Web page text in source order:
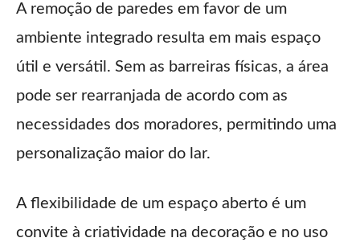
A remoção de paredes em favor de um
ambiente integrado resulta em mais espaço
útil e versátil. Sem as barreiras físicas, a área
pode ser rearranjada de acordo com as
necessidades dos moradores, permitindo uma
personalização maior do lar.
A flexibilidade de um espaço aberto é um
convite à criatividade na decoração e no uso